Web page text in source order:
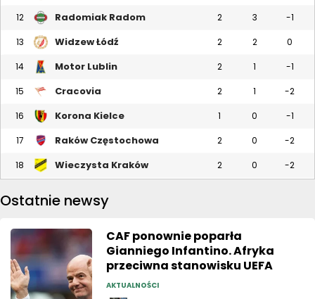
12 Radomiak Radom 2 3 -1
13 Widzew Łódź 2 2 0
14 Motor Lublin 2 1 -1
15 Cracovia 2 1 -2
16 Korona Kielce 1 0 -1
17 Raków Częstochowa 2 0 -2
18 Wieczysta Kraków 2 0 -2
Ostatnie newsy
CAF ponownie poparła
Gianniego Infantino. Afryka
przeciwna stanowisku UEFA
AKTUALNOŚCI